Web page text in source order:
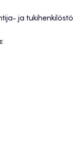
ja tukihenkilöstö